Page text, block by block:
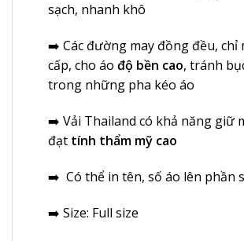
sạch, nhanh khô
➡️ Các đường may đồng đều, chỉ
cấp, cho áo độ bền cao, tránh
trong những pha kéo áo
➡️ Vải Thailand có khả năng giữ
đạt tính thẩm mỹ cao
➡️ Có thể in tên, số áo lên phần
➡️ Size: Full size